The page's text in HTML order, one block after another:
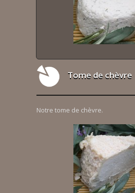
Tome de chèvre
Notre tome de chèvre.